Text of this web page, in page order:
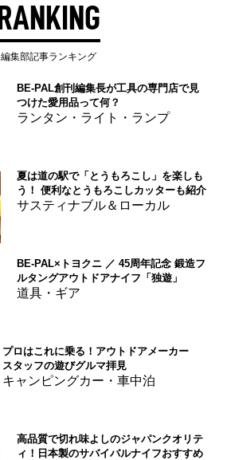
RANKING
編集部記事ランキング
BE-PAL創刊編集長が工具の専門店で見
つけた愛用品って何？
ランタン・ライト・ランプ
夏は道の駅で「とうもろこし」を楽しも
う！ 便利なとうもろこしカッターも紹介
サスティナブル＆ローカル
BE-PAL×トヨクニ ／ 45周年記念 鍛造フ
ルタングアウトドアナイフ「独遊」
道具・ギア
プロはこれに乗る！アウトドアメーカー
スタッフの遊びグルマ拝見
キャンピングカー・車中泊
高品質で切れ味よしのジャパンクオリテ
ィ！日本製のサバイバルナイフおすすめ